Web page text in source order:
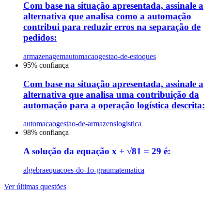
Com base na situação apresentada, assinale a
alternativa que analisa como a automação
contribui para reduzir erros na separação de
pedidos:
armazenagemautomacaogestao-de-estoques
95% confiança
Com base na situação apresentada, assinale a
alternativa que analisa uma contribuição da
automação para a operação logística descrita:
automacaogestao-de-armazenslogistica
98% confiança
A solução da equação x + √81 = 29 é:
algebraequacoes-do-1o-graumatematica
Ver últimas questões